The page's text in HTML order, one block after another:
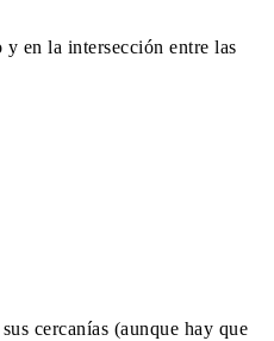
en la intersección entre las
cercanías (aunque hay que